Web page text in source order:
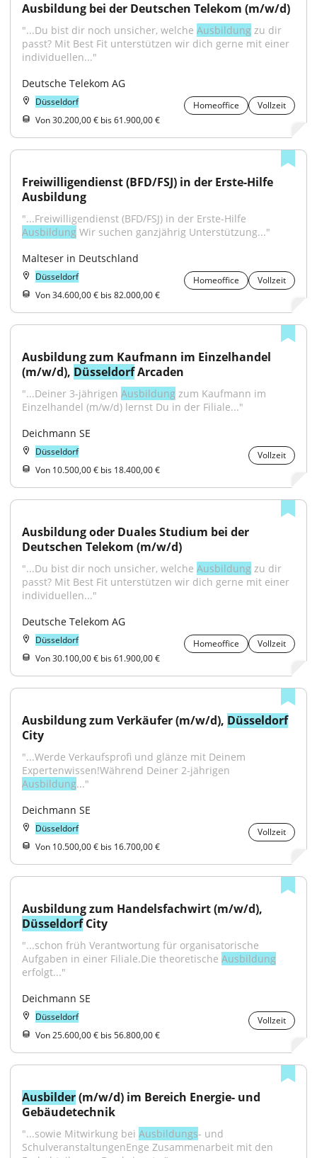
Ausbildung bei der Deutschen Telekom (m/w/d)
"...Du bist dir noch unsicher, welche Ausbildung zu dir
passt? Mit Best Fit unterstützen wir dich gerne mit einer
individuellen..."
Deutsche Telekom AG
Düsseldorf Homeoffice
Vollzeit
Von 30.200,00 € bis 61.900,00 €
Freiwilligendienst (BFD/FSJ) in der Erste-Hilfe
Ausbildung
Ausbildung Wir suchen ganzjährig Unterstützung..."
Malteser in Deutschland
Düsseldorf Homeoffice
Vollzeit
Von 34.600,00 € bis 82.000,00 €
Ausbildung zum Kaufmann im Einzelhandel
(m/w/d), Düsseldorf Arcaden
"...Deiner 3-jährigen Ausbildung zum Kaufmann im
Einzelhandel (m/w/d) lernst Du in der Filiale..."
Deichmann SE
Düsseldorf
Vollzeit
Von 10.500,00 € bis 18.400,00 €
Ausbildung oder Duales Studium bei der
Deutschen Telekom (m/w/d)
"...Du bist dir noch unsicher, welche Ausbildung zu dir
passt? Mit Best Fit unterstützen wir dich gerne mit einer
individuellen..."
Deutsche Telekom AG
Düsseldorf Homeoffice
Vollzeit
Von 30.100,00 € bis 61.900,00 €
Ausbildung zum Verkäufer (m/w/d), Düsseldorf
City
"...Werde Verkaufsprofi und glänze mit Deinem
Ausbildung..."
Deichmann SE
Düsseldorf
Vollzeit
Von 10.500,00 € bis 16.700,00 €
Düsseldorf City
"...schon früh Verantwortung für organisatorische
Aufgaben in einer Filiale.Die theoretische Ausbildung
erfolgt..."
Deichmann SE
Düsseldorf
Vollzeit
Von 25.600,00 € bis 56.800,00 €
Ausbilder (m/w/d) im Bereich Energie- und
Gebäudetechnik
"...sowie Mitwirkung bei Ausbildungs- und
SchulveranstaltungenEnge Zusammenarbeit mit den